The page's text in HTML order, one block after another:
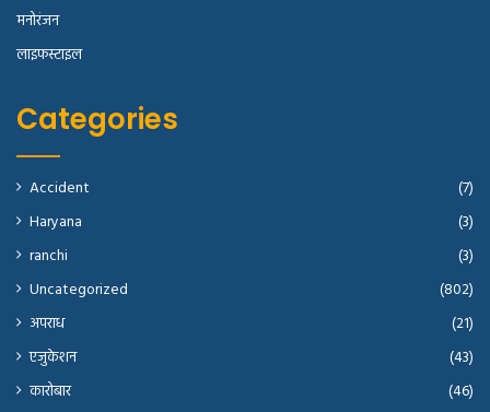
मनोरंजन
लाइफस्टाइल
Categories
Accident
(7)
Haryana
(3)
ranchi
(3)
Uncategorized
(802)
अपराध
(21)
एजुकेशन
(43)
कारोबार
(46)